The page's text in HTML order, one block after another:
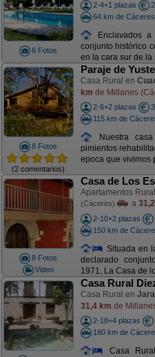
8 Fotos
2-4+1 plazas
64 km de Cáceres
Enclavados
conjunto histórico
en la cara sur de la
8 Fotos
(2 comentarios)
Paraje de Yuste
Casa Rural en
km de Millanes
2-6+2 plazas
115 km de
Nuestra
pimientos
epoca que vivimos
8 Fotos
Video
Casa de Los
Apartamentos
(Cáceres) a
2-10+2 plazas
150 km de
Situada en
declarado
1971, La Casa de
Casa Rural
Casa Rural en
31,4 km de
2-18+4 plazas
180 km de
Casa